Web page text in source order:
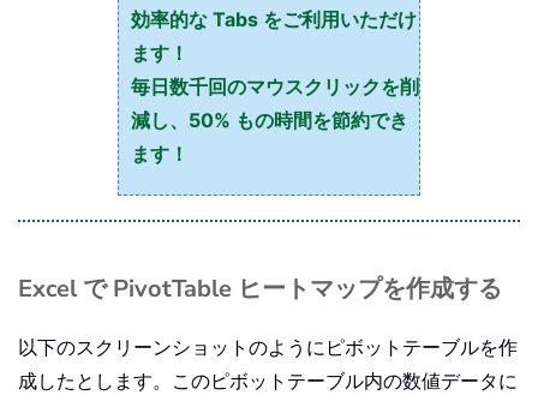
効率的な Tabs をご利用いただけ
ます！
毎日数千回のマウスクリックを削
減し、50% もの時間を節約でき
ます！
Excel で PivotTable ヒートマップを作成する
以下のスクリーンショットのようにピボットテーブルを作
成したとします。このピボットテーブル内の数値データに